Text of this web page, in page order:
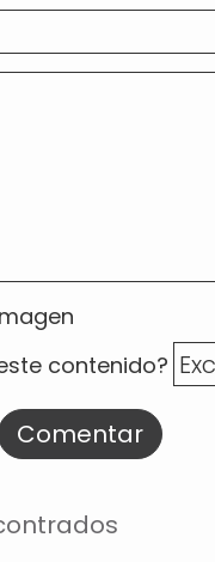
contenido?
Comentar